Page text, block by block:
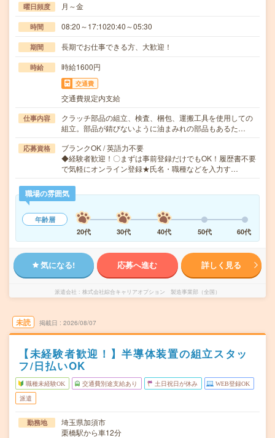
曜日頻度 月～金
時間 08:20～17:1020:40～05:30
期間 長期でお仕事できる方、大歓迎！
時給 時給1600円
交通費
交通費規定内支給
仕事内容
クラッチ部品の組立、検査、梱包、運搬工具を使用しての
組立。部品が錆びないように油まみれの部品もあるた…
応募資格
ブランクOK / 英語力不要
◆経験者歓迎！〇まずは事前登録だけでもOK！履歴書不要
で気軽にオンライン登録★氏名・職種などを入力す…
職場の雰囲気
年齢層
20代
30代 40代 50代 60代
気になる! 応募へ進む 詳しく見る
派遣会社 株式会社綜合キャリアオプション 製造事業部（全国）
未読 掲載日 2026/08/07
【未経験者歓迎！】半導体装置の組立スタッ
フ/日払いOK
職種未経験OK 交通費別途支給あり 土日祝日が休み WEB登録OK
派遣
勤務地
埼玉県加須市
栗橋駅から車12分